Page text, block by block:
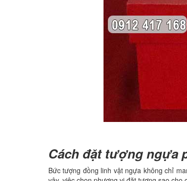
Cách đặt tượng ngựa
Bức tượng đồng linh vật ngựa không chỉ